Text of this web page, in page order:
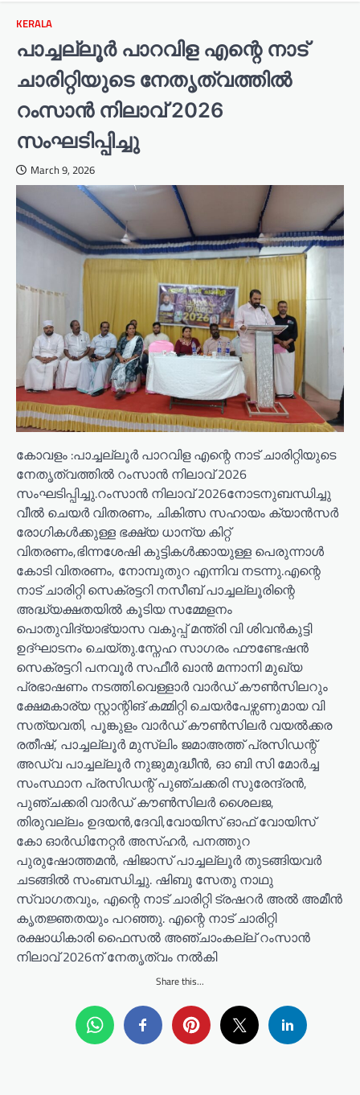
KERALA
പാച്ചല്ലൂർ പാറവിള എന്റെ നാട്
ചാരിറ്റിയുടെ നേതൃത്വത്തിൽ
റംസാൻ നിലാവ് 2026
സംഘടിപ്പിച്ചു
March 9, 2026
കോവളം :പാച്ചല്ലൂർ പാറവിള എന്റെ നാട് ചാരിറ്റിയുടെ
നേതൃത്വത്തിൽ റംസാൻ നിലാവ് 2026
സംഘടിപ്പിച്ചു.റംസാൻ നിലാവ് 2026നോടനുബന്ധിച്ചു
വീൽ ചെയർ വിതരണം, ചികിത്സ സഹായം ക്യാൻസർ
രോഗികൾക്കുള്ള ഭക്ഷ്യ ധാന്യ കിറ്റ്
വിതരണം,ഭിന്നശേഷി കുട്ടികൾക്കായുള്ള പെരുന്നാൾ
കോടി വിതരണം, നോമ്പുതുറ എന്നിവ നടന്നു.എന്റെ
നാട് ചാരിറ്റി സെക്രട്ടറി നസീബ് പാച്ചല്ലൂരിന്റെ
അദ്ധ്യക്ഷതയിൽ കൂടിയ സമ്മേളനം
പൊതുവിദ്യാഭ്യാസ വകുപ്പ് മന്ത്രി വി ശിവൻകുട്ടി
ഉദ്ഘാടനം ചെയ്തു.സ്നേഹ സാഗരം ഫൗണ്ടേഷൻ
സെക്രട്ടറി പനവൂർ സഫീർ ഖാൻ മന്നാനി മുഖ്യ
പ്രഭാഷണം നടത്തി.വെള്ളാർ വാർഡ്‌ കൗൺസിലറും
ക്ഷേമകാര്യ സ്റ്റാന്റിങ് കമ്മിറ്റി ചെയർപേഴ്സണുമായ വി
സത്യവതി, പൂങ്കുളം വാർഡ്‌ കൗൺസിലർ വയൽക്കര
രതീഷ്, പാച്ചല്ലൂർ മുസ്ലിം ജമാഅത്ത് പ്രസിഡന്റ്‌
അഡ്വ പാച്ചല്ലൂർ നുജുമുദ്ധീൻ, ഓ ബി സി മോർച്ച
സംസ്ഥാന പ്രസിഡന്റ് പുഞ്ചക്കരി സുരേന്ദ്രൻ,
പുഞ്ചക്കരി വാർഡ്‌ കൗൺസിലർ ശൈലജ,
തിരുവല്ലം ഉദയൻ,ദേവി,വോയിസ് ഓഫ് വോയിസ്
കോ ഓർഡിനേറ്റർ അസ്ഹർ, പനത്തുറ
പുരുഷോത്തമൻ, ഷിജാസ് പാച്ചല്ലൂർ തുടങ്ങിയവർ
ചടങ്ങിൽ സംബന്ധിച്ചു. ഷിബു സേതു നാഥു
സ്വാഗതവും, എന്റെ നാട് ചാരിറ്റി ട്രഷറർ അൽ അമീൻ
കൃതജ്ഞതയും പറഞ്ഞു. എന്റെ നാട് ചാരിറ്റി
രക്ഷാധികാരി ഫൈസൽ അഞ്ചാംകല്ല് റംസാൻ
നിലാവ് 2026ന് നേതൃത്വം നൽകി
Share this...